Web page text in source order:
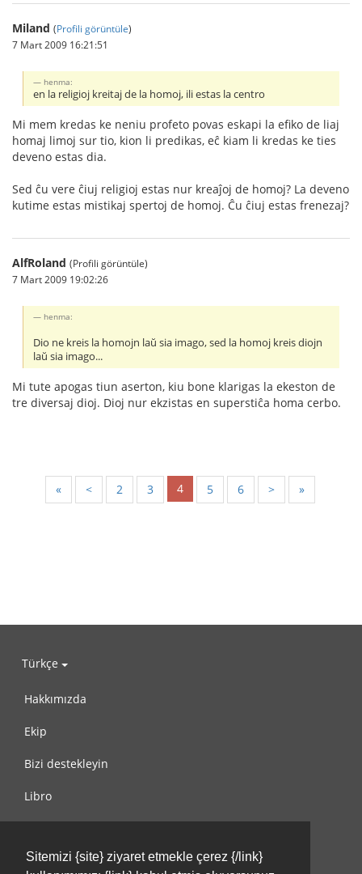
Sitemizi {site} ziyaret etmekle çerez {/link}
Miland (Profili görüntüle)
7 Mart 2009 16:21:51
henma:
en la religioj kreitaj de la homoj, ili estas la centro
Mi mem kredas ke neniu profeto povas eskapi la efiko de liaj
homaj limoj sur tio, kion li predikas, eĉ kiam li kredas ke ties
deveno estas dia.
Sed ĉu vere ĉiuj religioj estas nur kreaĵoj de homoj? La deveno
kutime estas mistikaj spertoj de homoj. Ĉu ĉiuj estas frenezaj?
AlfRoland (Profili görüntüle)
7 Mart 2009 19:02:26
henma:
Dio ne kreis la homojn laŭ sia imago, sed la homoj kreis diojn
laŭ sia imago...
Mi tute apogas tiun aserton, kiu bone klarigas la ekeston de
tre diversaj dioj. Dioj nur ekzistas en superstiĉa homa cerbo.
« < 2 3 4 5 6 > »
Türkçe
Hakkımızda
Ekip
Bizi destekleyin
Libro
Kullanım Koşulları